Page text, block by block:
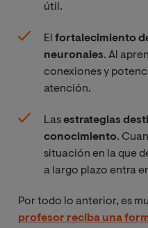
útil.
El fortalecimiento
neuronales. Al
conexiones y
atención.
Lasestrategias
conocimiento.
situación en la que
a largo plazo entra
Por todo lo anterior, es
profesor reciba una